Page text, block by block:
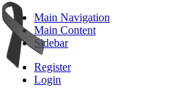
Main Navigation
Main Content
Sidebar
Register
Login